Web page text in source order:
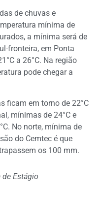
de chuvas e
mínima de
a mínima será de
fronteira, em Ponta
a 26°C. Na região
pode chegar a
ficam em torno de 22°C
mínimas de 24°C e
No norte, mínima de
do Cemtec é que
os 100 mm.
Estágio